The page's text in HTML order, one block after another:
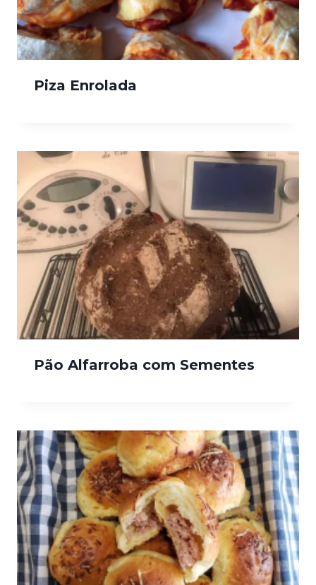
Piza Enrolada
Pão Alfarroba com Sementes